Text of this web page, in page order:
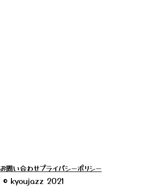
お問い合わせプライバシーポリシー
© kyoujazz 2021